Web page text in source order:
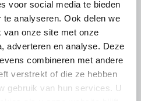
voor social media te bieden
analyseren. Ook delen we
van onze site met onze
adverteren en analyse. Deze
combineren met andere
verstrekt of die ze hebben
gebruik van hun services. U